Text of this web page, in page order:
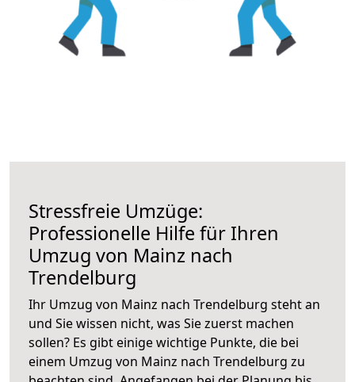
Stressfreie Umzüge:
Professionelle Hilfe für Ihren
Umzug von Mainz nach
Trendelburg
Ihr Umzug von Mainz nach Trendelburg steht an
und Sie wissen nicht, was Sie zuerst machen
sollen? Es gibt einige wichtige Punkte, die bei
einem Umzug von Mainz nach Trendelburg zu